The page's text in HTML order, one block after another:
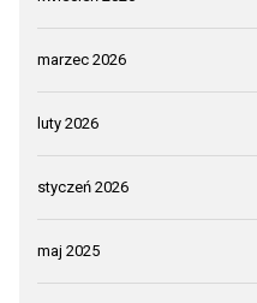
marzec 2026
luty 2026
styczeń 2026
maj 2025